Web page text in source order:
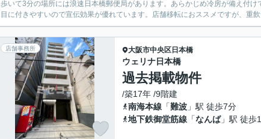
歩いて3分の場所には浪速日本橋郵便局があります。あらかじめ冷房が備え付
目に付きやすいので宣伝効果が優れています。店舗移転におススメですが、重飲
店舗事務所 大阪市中央区 日本橋
ウェリナ日本橋
過去掲載物件
/築17年 /9階建
南海本線 「難波 」駅 徒歩7分
地下鉄御堂筋線 「なんば」駅 徒歩